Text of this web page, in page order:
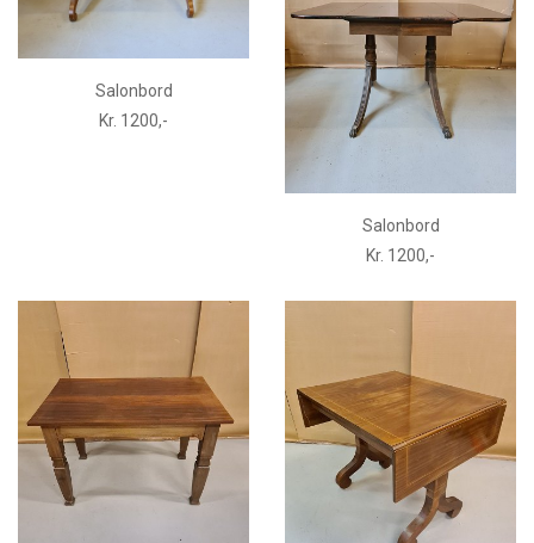
Salonbord
Kr. 1200,-
Salonbord
Kr. 1200,-